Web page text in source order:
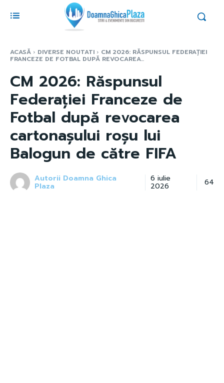
ACASĂ DIVERSE NOUTATI CM 2026: RĂSPUNSUL FEDERAȚIEI
FRANCEZE DE FOTBAL DUPĂ REVOCAREA...
CM 2026: Răspunsul
Federației Franceze de
Fotbal după revocarea
cartonașului roșu lui
Balogun de către FIFA
Autorii Doamna Ghica
Plaza
6 iulie
2026 64